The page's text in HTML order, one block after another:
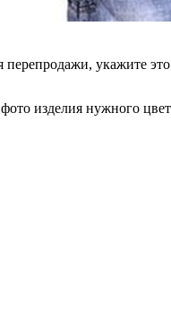
перепродажи, укажите
изделия нужного